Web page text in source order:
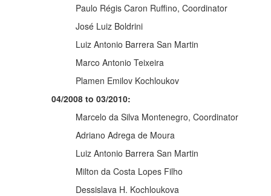
Paulo Régis Caron Ruffino, Coordinator
José Luiz Boldrini
Luiz Antonio Barrera San Martin
Marco Antonio Teixeira
Plamen Emilov Kochloukov
04/2008 to 03/2010:
Marcelo da Silva Montenegro, Coordinator
Adriano Adrega de Moura
Luiz Antonio Barrera San Martin
Milton da Costa Lopes Filho
Dessislava H. Kochloukova